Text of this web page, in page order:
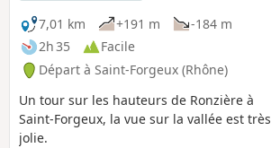
7,01 km
+191 m
-184 m
2h 35
Facile
Départ à Saint-Forgeux (Rhône)
Un tour sur les hauteurs de Ronzière à
Saint-Forgeux, la vue sur la vallée est très
jolie.